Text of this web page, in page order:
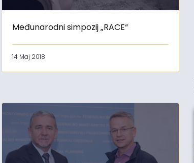
Međunarodni simpozij „RACE“
14 Maj 2018